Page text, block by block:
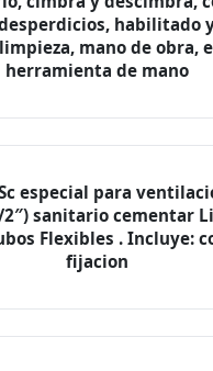
habilitado
mano de obra,
herramienta de mano
especial para
2″) sanitario cementar
Flexibles . Incluye:
fijacion